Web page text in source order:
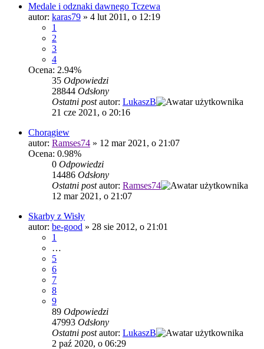
Medale i odznaki dawnego Tczewa
autor: karas79 » 4 lut 2011, o 12:19
1
2
3
4
Ocena: 2.94%
35 Odpowiedzi
28844 Odsłony
Ostatni postautor: LukaszB
21 cze 2021, o 20:16
Chorągiew
autor: Ramses74 » 12 mar 2021, o 21:07
Ocena: 0.98%
0 Odpowiedzi
14486 Odsłony
Ostatni postautor: Ramses74
12 mar 2021, o 21:07
Skarby z Wisły
autor: be-good » 28 sie 2012, o 21:01
1
…
5
6
7
8
9
89 Odpowiedzi
47993 Odsłony
Ostatni postautor: LukaszB
2 paź 2020, o 06:29